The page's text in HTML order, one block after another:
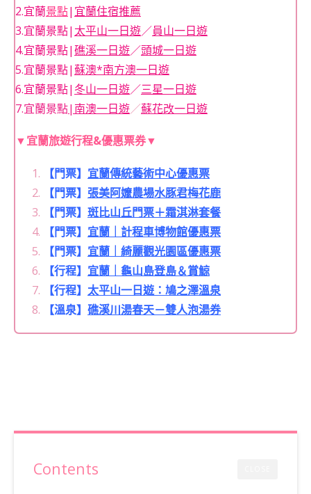
2.宜蘭景點| 宜蘭住宿推薦
3.宜蘭景點| 太平山一日遊／員山一日遊
4.宜蘭景點|礁溪一日遊／頭城一日遊
5.宜蘭景點|蘇澳*南方澳一日遊
6.宜蘭景點| 冬山一日遊／三星一日遊
7.宜蘭景點| 南澳一日遊／蘇花改一日遊
▼宜蘭旅遊行程&優惠票券▼
【門票】 宜蘭傳統藝術中心優惠票
【門票】 張美阿嬤農場水豚君梅花鹿
【門票】 斑比山丘門票＋霜淇淋套餐
【門票】 宜蘭｜計程車博物館優惠票
【門票】 宜蘭｜綺麗觀光園區優惠票
【行程】 宜蘭｜龜山島登島＆賞鯨
【行程】 太平山一日遊：鳩之澤溫泉
【溫泉】 礁溪川湯春天－雙人泡湯券
Contents